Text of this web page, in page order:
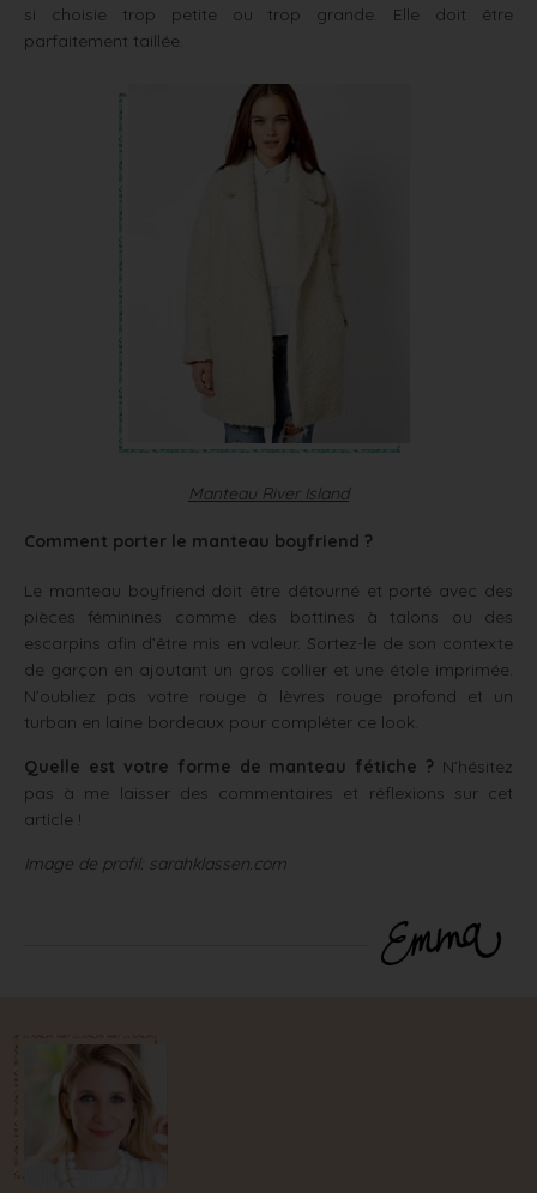
si choisie trop petite ou trop grande. Elle doit être
parfaitement taillée.
Manteau River Island
Comment porter le manteau boyfriend ?
Le manteau boyfriend doit être détourné et porté avec des
pièces féminines comme des bottines à talons ou des
escarpins afin d’être mis en valeur. Sortez-le de son contexte
de garçon en ajoutant un gros collier et une étole imprimée.
N’oubliez pas votre rouge à lèvres rouge profond et un
turban en laine bordeaux pour compléter ce look.
Quelle est votre forme de manteau fétiche ? N’hésitez
pas à me laisser des commentaires et réflexions sur cet
article !
Image de profil: sarahklassen.com